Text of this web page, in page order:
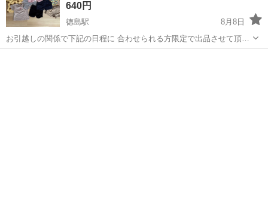
640円
徳島駅
8月8日
お引越しの関係で下記の日程に 合わせられる方限定で出品させて頂き
ます！ 8/8、8/9、8/10に に取りに来れる方┈❁⃘*.ﾟ 今まで出品してい